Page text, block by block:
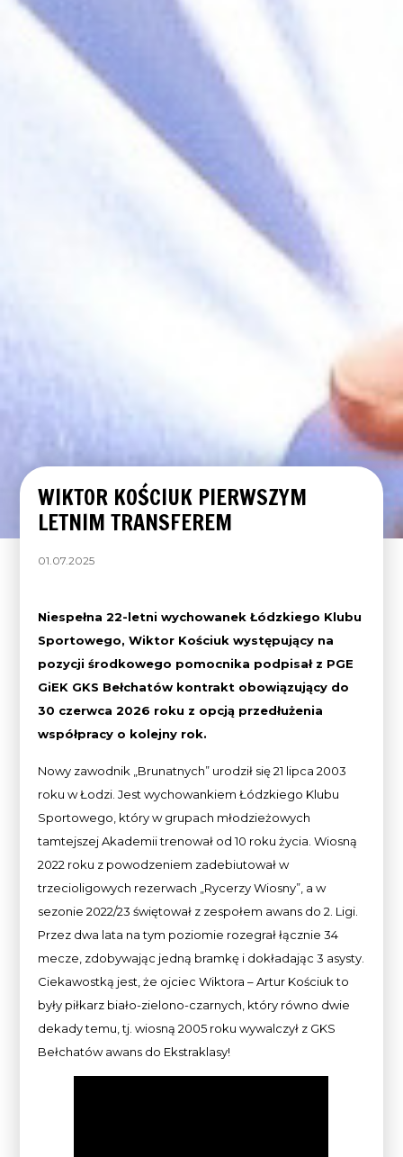
WIKTOR KOŚCIUK PIERWSZYM
LETNIM TRANSFEREM
01.07.2025
Niespełna 22-letni wychowanek Łódzkiego Klubu
Sportowego, Wiktor Kościuk występujący na
pozycji środkowego pomocnika podpisał z PGE
GiEK GKS Bełchatów kontrakt obowiązujący do
30 czerwca 2026 roku z opcją przedłużenia
współpracy o kolejny rok.
Nowy zawodnik „Brunatnych” urodził się 21 lipca 2003
roku w Łodzi. Jest wychowankiem Łódzkiego Klubu
Sportowego, który w grupach młodzieżowych
tamtejszej Akademii trenował od 10 roku życia. Wiosną
2022 roku z powodzeniem zadebiutował w
trzecioligowych rezerwach „Rycerzy Wiosny”, a w
sezonie 2022/23 świętował z zespołem awans do 2. Ligi.
Przez dwa lata na tym poziomie rozegrał łącznie 34
mecze, zdobywając jedną bramkę i dokładając 3 asysty.
Ciekawostką jest, że ojciec Wiktora – Artur Kościuk to
były piłkarz biało-zielono-czarnych, który równo dwie
dekady temu, tj. wiosną 2005 roku wywalczył z GKS
Bełchatów awans do Ekstraklasy!